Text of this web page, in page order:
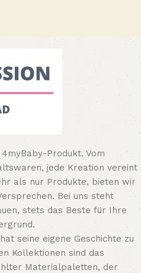
Produkt. Vom
jede Kreation vereint
als nur Produkte, bieten wir
Bei uns steht
stets das Beste für Ihre
seine eigene Geschichte zu
Kollektionen sind das
Materialpaletten, der